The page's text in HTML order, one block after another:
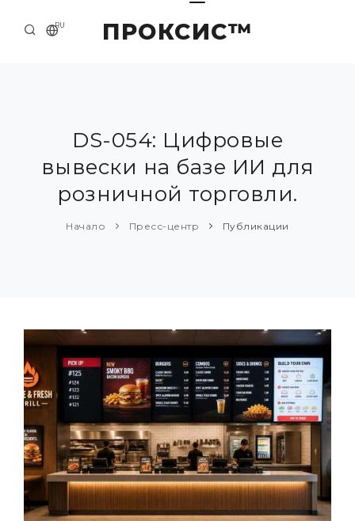
ПРОКСИС™
RU
О КОМПАНИИ
ПРИМЕРЫ И РЕШЕНИЯ
КАТАЛОГ ПРОДУКЦИИ
ПРЕСС-ЦЕНТР
DS-054: Цифровые
вывески на базе ИИ для
розничной торговли.
Начало Пресс-центр Публикации